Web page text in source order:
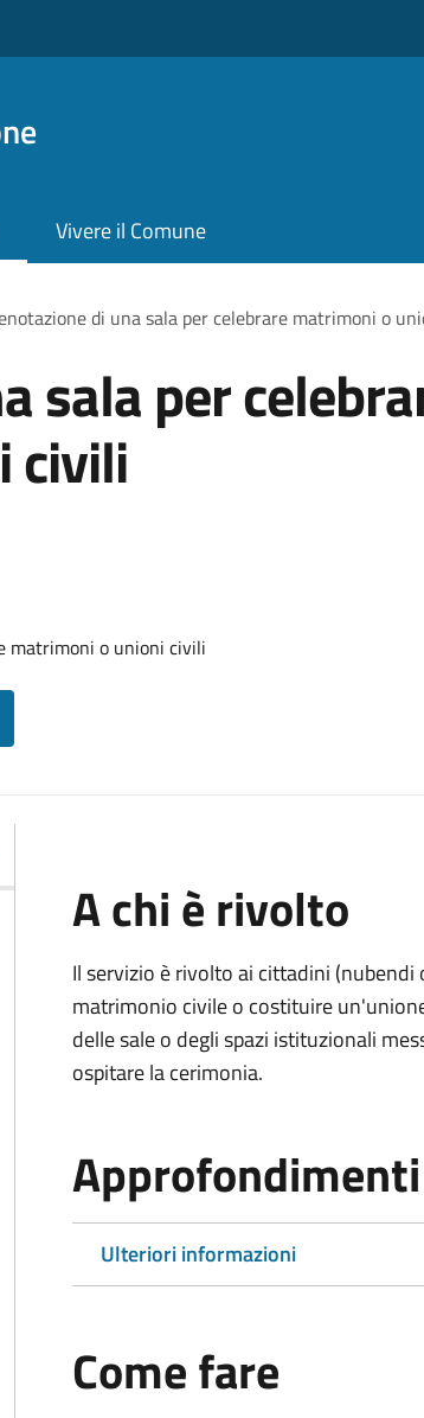
Vivere il Comune
di una sala per celebrare matrimoni o
sala per
civili
matrimoni o unioni civili
A chi è rivolto
Il servizio è rivolto ai cittadini
matrimonio civile o costituire
delle sale o degli spazi istituzionali
ospitare la cerimonia.
Approfondimenti
Ulteriori informazioni
Come fare